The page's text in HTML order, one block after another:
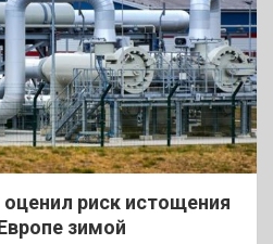
риск истощения
зимой